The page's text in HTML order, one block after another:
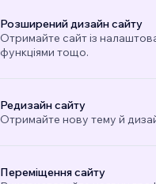
Розширений дизайн сайту
Отримайте сайт із
функціями тощо.
Редизайн сайту
Отримайте нову тему й
Переміщення сайту